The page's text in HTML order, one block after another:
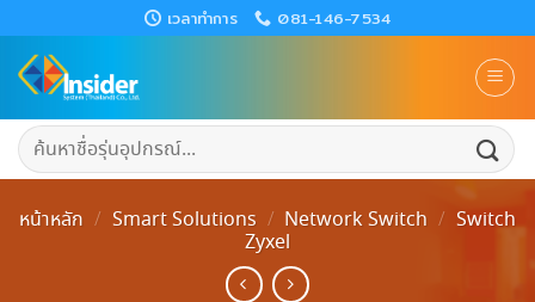
to
content
เวลาทำการ 081-146-7534
ค้นหา:
หน้าหลัก / Smart Solutions / Network Switch / Switch
Zyxel